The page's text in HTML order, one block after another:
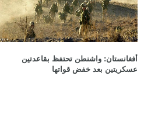
أفغانستان: واشنطن تحتفظ بقاعدتين
عسكريتين بعد خفض قواتها